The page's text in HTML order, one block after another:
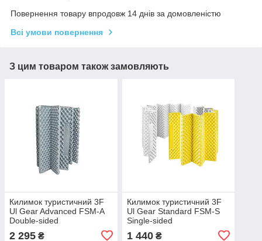
Повернення товару впродовж 14 днів за домовленістю
Всі умови повернення
З цим товаром також замовляють
Килимок туристичний 3F
Ul Gear Advanced FSM-A
Double-sided
2 295 ₴
Килимок туристичний 3F
Ul Gear Standard FSM-S
Single-sided
1 440₴